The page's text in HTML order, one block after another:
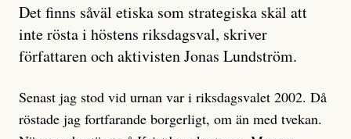
Artikeln undersöker inte, som ETC påstår, ”vad som
är sant, vad som är rykten”, utan den bidrar bara till
ännu mer ryktesspridning. Det finns inte ett enda bevis
misstänkta personen är en infiltratör. Det som läsaren
får veta är att personen har ändrat sina politiska åsikter
Det finns såväl etiska som strategiska skäl att
inte rösta i höstens riksdagsval, skriver
författaren och aktivisten Jonas Lundström.
Senast jag stod vid urnan var i riksdagsvalet 2002. Då
röstade jag fortfarande borgerligt, om än med tvekan.